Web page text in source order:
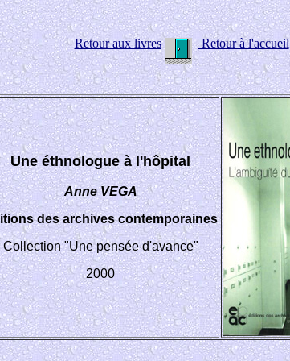
Retour aux livres Retour à l'accueil
Une éthnologue à l'hôpital
Anne VEGA
des archives contemporaines
Collection "Une pensée d'avance"
2000